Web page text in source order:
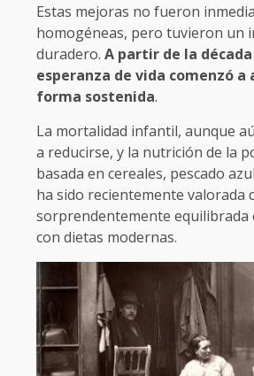
Estas mejoras no fueron
homogéneas, pero tuvieron un
duradero. A partir de la década
esperanza de vida comenzó a
forma sostenida.
La mortalidad infantil, aunque
a reducirse, y la nutrición de la
basada en cereales, pescado
ha sido recientemente valorada
sorprendentemente equilibrada
con dietas modernas.